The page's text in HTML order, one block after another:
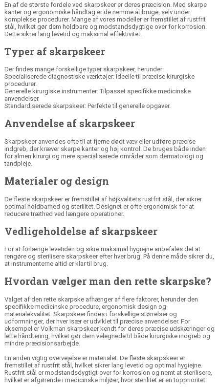
En af de største fordele ved skarpskeer er deres præcision. Med skarpe
kanter og ergonomiske håndtag er de nemme at bruge, selv under
komplekse procedurer. Mange af vores modeller er fremstillet af rustfrit
stål , hvilket gør dem holdbare og modstandsdygtige over for korrosion.
Dette sikrer lang levetid og maksimal effektivitet.
Typer af skarpskeer
Der findes mange forskellige typer skarpskeer, herunder:
Specialiserede diagnostiske værktøjer: Ideelle til præcise kirurgiske
procedurer.
Generelle kirurgiske instrumenter: Tilpasset specifikke medicinske
anvendelser.
Standardiserede skarpskeer: Perfekte til generelle opgaver.
Anvendelse af skarpskeer
Skarpskeer anvendes ofte til at fjerne dødt væv eller udføre præcise
indgreb, der kræver skarpe kanter og høj kontrol. De bruges både inden
for almen kirurgi og mere specialiserede områder som dermatologi og
tandpleje.
Materialer og design
De fleste skarpskeer er fremstillet af højkvalitets rustfrit stål , der sikrer
optimal holdbarhed og sterilitet. Designet er ofte ergonomisk for at
reducere træthed ved længere operationer.
Vedligeholdelse af skarpskeer
For at forlænge levetiden og sikre maksimal hygiejne anbefales det at
rengøre og sterilisere skarpskeer efter hver brug. På denne måde sikrer du,
at instrumenterne altid er klar til brug.
Hvordan vælger man den rette skarpske?
Valget af den rette skarpske afhænger af flere faktorer, herunder den
specifikke medicinske procedure, ergonomisk design og
materialekvalitet. Skarpskeer findes i forskellige størrelser og
udformninger, der hver især er udviklet til præcise anvendelser. For
eksempel erVolkman skarpskeerkendt for deres præcise udskæringer og
lette håndtering, hvilket gør dem velegnede til både kirurgiske indgreb og
mindre præcisionsarbejde.
En anden vigtig overvejelse er materialet. De fleste skarpskeer er
fremstillet af rustfrit stål , hvilket sikrer lang levetid og optimal hygiejne.
Rustfrit stål er modstandsdygtigt over for korrosion og nemt at sterilisere,
hvilket er afgørende i medicinske miljøer, hvor sterilitet er en topprioritet.